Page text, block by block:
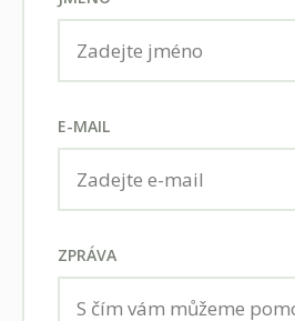
E-MAIL
ZPRÁVA